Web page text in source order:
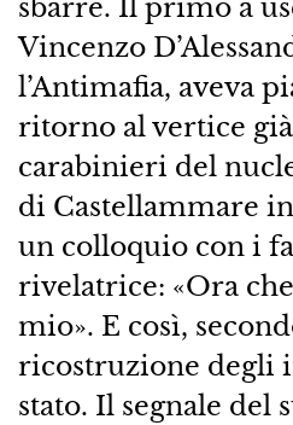
sbarre. Il primo a
Vincenzo
l’Antimafia, aveva
ritorno al vertice
carabinieri del
di Castellammare
un colloquio con i
rivelatrice: «Ora
mio». E così,
ricostruzione degli
stato. Il segnale del